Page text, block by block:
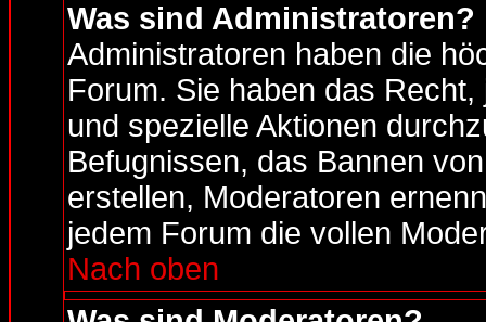
Was sind Administratoren?
Administratoren haben die
Forum. Sie haben das
und spezielle Aktionen
Befugnissen, das Bannen
erstellen, Moderatoren
jedem Forum die vollen
Nach oben